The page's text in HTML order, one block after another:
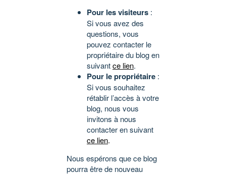
Pour les visiteurs :
Si vous avez des
questions, vous
pouvez contacter le
propriétaire du blog en
suivantce lien.
Pour le propriétaire :
Si vous souhaitez
rétablir l’accès à votre
blog, nous vous
invitons à nous
contacter en suivant
ce lien.
Nous espérons que ce blog
pourra être de nouveau